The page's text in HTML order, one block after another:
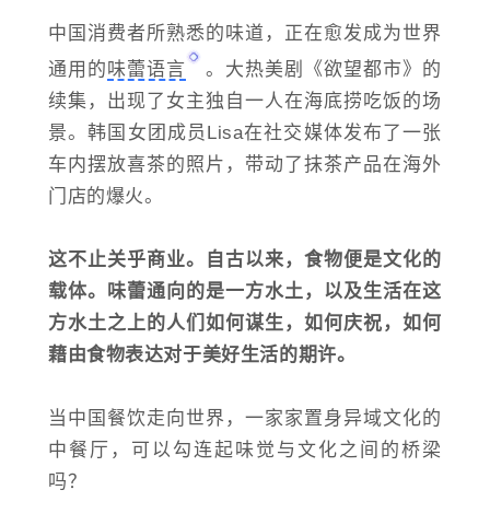
中国消费者所熟悉的味道，正在愈发成为世界
通用的味蕾语言
。大热美剧《欲望都市》的
续集，出现了女主独自一人在海底捞吃饭的场
景。韩国女团成员Lisa在社交媒体发布了一张
车内摆放喜茶的照片，带动了抹茶产品在海外
门店的爆火。
这不止关乎商业。自古以来，食物便是文化的
载体。味蕾通向的是一方水土，以及生活在这
方水土之上的人们如何谋生，如何庆祝，如何
藉由食物表达对于美好生活的期许。
当中国餐饮走向世界，一家家置身异域文化的
中餐厅，可以勾连起味觉与文化之间的桥梁
吗？